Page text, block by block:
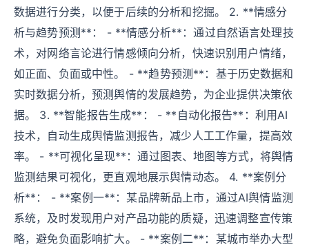
数据进行分类，以便于后续的分析和挖掘。 2. **情感分
析与趋势预测**： - **情感分析**：通过自然语言处理技
术，对网络言论进行情感倾向分析，快速识别用户情绪，
如正面、负面或中性。 - **趋势预测**：基于历史数据和
实时数据分析，预测舆情的发展趋势，为企业提供决策依
据。 3. **智能报告生成**： - **自动化报告**：利用AI
技术，自动生成舆情监测报告，减少人工工作量，提高效
率。 - **可视化呈现**：通过图表、地图等方式，将舆情
监测结果可视化，更直观地展示舆情动态。 4. **案例分
析**： - **案例一**：某品牌新品上市，通过AI舆情监测
系统，及时发现用户对产品功能的质疑，迅速调整宣传策
略，避免负面影响扩大。 - **案例二**：某城市举办大型